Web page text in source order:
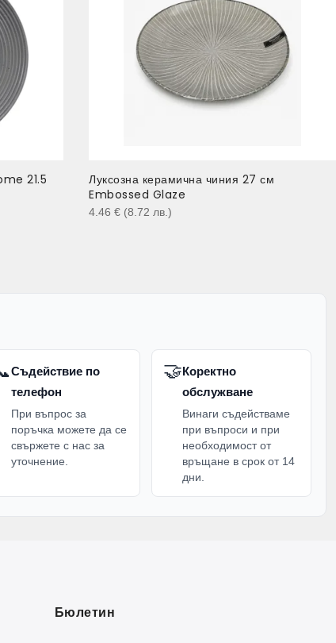
21.5
Луксозна керамична чиния 27 см
Embossed Glaze
4.46 € (8.72 лв. )
Съдействие по
телефон
При въпрос за
поръчка можете да се
свържете с нас за
уточнение.
🤝Коректно
обслужване
Винаги съдействаме
при въпроси и при
необходимост от
връщане в срок от 14
дни.
Бюлетин